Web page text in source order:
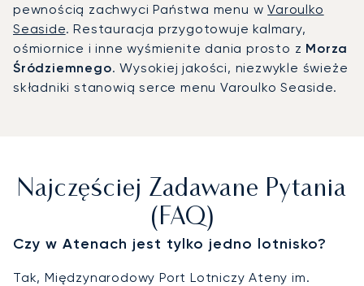
pewnością zachwyci Państwa menu wVaroulko
Seaside. Restauracja przygotowuje kalmary,
ośmiornice i inne wyśmienite dania prosto z Morza
Śródziemnego. Wysokiej jakości, niezwykle świeże
składniki stanowią serce menu Varoulko Seaside.
Najczęściej Zadawane Pytania
(FAQ)
Czy w Atenach jest tylko jedno lotnisko?
Tak, Międzynarodowy Port Lotniczy Ateny im.